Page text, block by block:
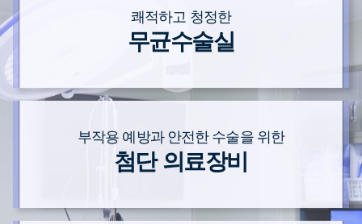
쾌적하고 청정한
무균수술실
부작용 예방과 안전한 수술을 위한
첨단 의료장비